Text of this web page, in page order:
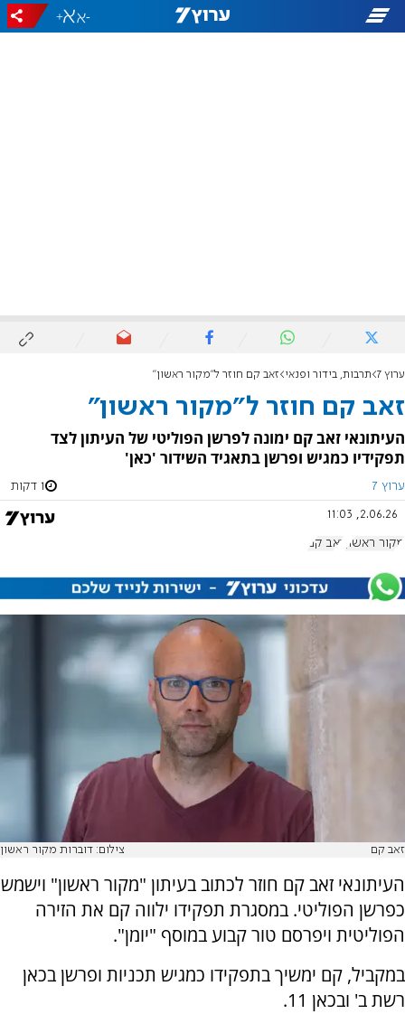
-
+
ערוץ 7 תרבות, בידור ופנאי זאב קם חוזר ל"מקור ראשון"
זאב קם חוזר ל"מקור ראשון"
העיתונאי זאב קם ימונה לפרשן הפוליטי של העיתון לצד
תפקידיו כמגיש ופרשן בתאגיד השידור 'כאן'
ערוץ 7 1 דקות
2.06.26, 11:03
מקור ראשון זאב קם
זאב קם צילום: דוברות מקור ראשון
העיתונאי זאב קם חוזר לכתוב בעיתון "מקור ראשון" וישמש
כפרשן הפוליטי. במסגרת תפקידו ילווה קם את הזירה
הפוליטית ויפרסם טור קבוע במוסף "יומן".
במקביל, קם ימשיך בתפקידו כמגיש תכניות ופרשן בכאן
רשת ב' ובכאן 11.